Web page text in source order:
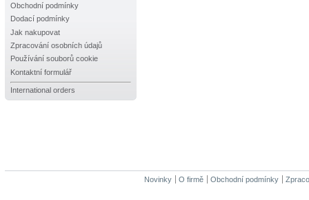
Obchodní podmínky
Dodací podmínky
Jak nakupovat
Zpracování osobních údajů
Používání souborů cookie
Kontaktní formulář
International orders
Novinky O firmě Obchodní podmínky